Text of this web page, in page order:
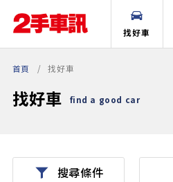
找好車
首頁 找好車
找好車 find a good car
搜尋條件